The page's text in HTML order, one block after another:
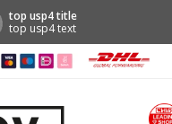
top usp4 title
top usp4 text